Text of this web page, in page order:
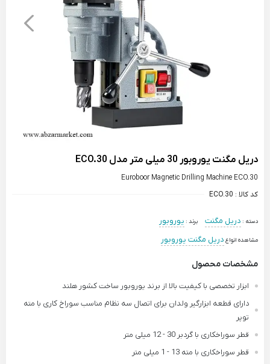
دریل مگنت یوروبور 30 میلی متر مدل ECO.30
Euroboor Magnetic Drilling Machine ECO.30
کد کالا : ECO.30
دسته : دریل مگنت برند : یوروبور
مشاهده انواع دریل مگنت یوروبور
مشخصات محصول
ابزار تخصصی با کیفیت بالا از برند یوروبور ساخت کشور هلند
دارای قطعه ابزارگیر ولدان برای اتصال سه نظام مناسب سوراخ کاری با مته
توپر
قطر سوراخکاری با گردبر 30 - 12 میلی متر
قطر سوراخکاری با مته 13 - 1 میلی‌ متر